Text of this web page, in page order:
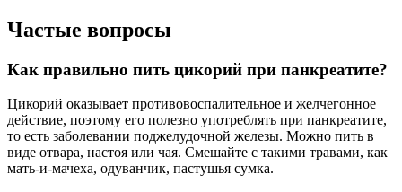
Частые вопросы
Как правильно пить цикорий при панкреатите?
Цикорий оказывает противовоспалительное и желчегонное
действие, поэтому его полезно употреблять при панкреатите,
то есть заболевании поджелудочной железы. Можно пить в
виде отвара, настоя или чая. Смешайте с такими травами, как
мать-и-мачеха, одуванчик, пастушья сумка.